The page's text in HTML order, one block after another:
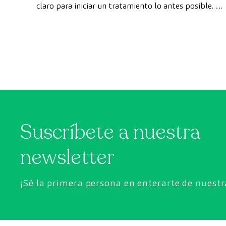
privado
claro para iniciar un tratamiento lo antes posible. Sin
Suscríbete a nuestra
newsletter
¡Sé la primera persona en enterarte de